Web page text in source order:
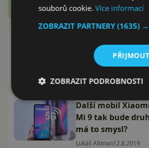
Recenze
telefon s
fotoaparátem
Vašek Švec18.8.2019
Další mobil
Mi 9 tak bude
má to smysl?
Lukáš Altman12.8.2019
souborů cookie.Více informací
ZOBRAZIT PARTNERY(1635) →
ZOBRAZIT PODROBNOSTI